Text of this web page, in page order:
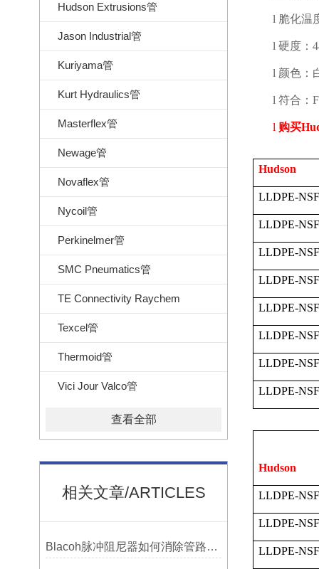
Hudson Extrusions管
Jason Industrial管
Kuriyama管
Kurt Hydraulics管
Masterflex管
Newage管
Novaflex管
Nycoil管
Perkinelmer管
SMC Pneumatics管
TE Connectivity Raychem
Texcel管
Thermoid管
Vici Jour Valco管
查看全部
相关文章/ARTICLES
Blacoh脉冲阻尼器如何消除管路振动与噪音？
l 脆化温
l 硬度：
l 颜色：
l 符合：
l 购买
Hudson
LLDPE-
LLDPE-
LLDPE-
LLDPE-
LLDPE-
LLDPE-
LLDPE-
LLDPE-
Hudson
LLDPE-
LLDPE-
LLDPE-